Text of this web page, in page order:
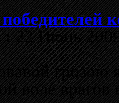
:22 Июнь
грозою
воле врагов